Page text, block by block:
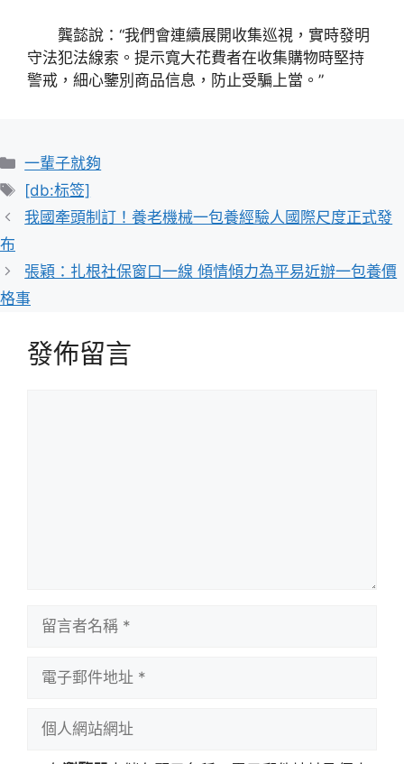
龔懿說：“我們會連續展開收集巡視，實時發明
守法犯法線索。提示寬大花費者在收集購物時堅持
警戒，細心鑒別商品信息，防止受騙上當。”
分
類
一輩子就夠
標
籤
[db:标签]
我國牽頭制訂！養老機械一包養經驗人國際尺度正式發
布
張穎：扎根社保窗口一線 傾情傾力為平易近辦一包養價
格事
發佈留言